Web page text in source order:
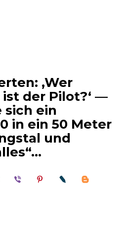
‚Wer
der Pilot?‘ —
sich ein
in ein 50 Meter
und